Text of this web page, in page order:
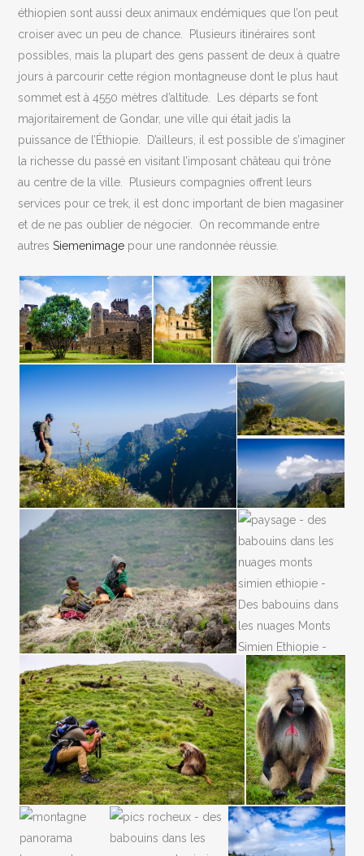
éthiopien sont aussi deux animaux endémiques que l’on peut
croiser avec un peu de chance.
Plusieurs itinéraires sont
possibles, mais la plupart des gens passent de deux à quatre
jours à parcourir cette région montagneuse dont le plus haut
sommet est à 4550 mètres d’altitude.
Les départs se font
majoritairement de Gondar, une ville qui était jadis la
puissance de l’Éthiopie.
D’ailleurs, il est possible de s’imaginer
la richesse du passé en visitant l’imposant château qui trône
au centre de la ville.
Plusieurs compagnies offrent leurs
services pour ce trek, il est donc important de bien magasiner
et de ne pas oublier de négocier.
On recommande entre
autresSiemenimage pour une randonnée réussie.